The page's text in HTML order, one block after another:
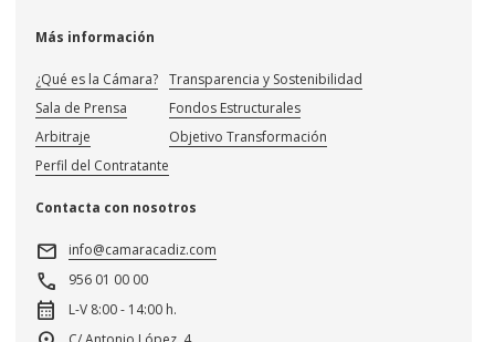
Más información
¿Qué es la Cámara?
Sala de Prensa
Arbitraje
Perfil del Contratante
Transparencia y Sostenibilidad
Fondos Estructurales
Objetivo Transformación
Contacta con nosotros
mail info@camaracadiz.com
call 956 01 00 00
calendar_month L-V 8:00 - 14:00 h.